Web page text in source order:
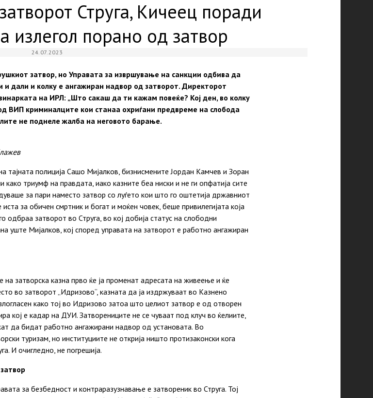
Струга, Кичеец поради
излегол порано од затвор
24.07.2023
затвор, но Управата за извршување на санкции одбива да
дали и колку е ангажиран надвор од затворот. Директорот
на ИРЛ: „Што сакаш да ти кажам повеќе? Кој ден, во колку
ВИП криминалците кои станаа охриѓани предвреме на слобода
не поднеле жалба на неговото барање.
тајната полиција Сашо Мијалков, бизнисмените Јордан Камчев и Зоран
како триумф на правдата, иако казните беа ниски и не ги опфатија сите
за пари наместо затвор со луѓето кои што го оштетија државниот
за обичен смртник и богат и моќен човек, беше привилегијата која
одбраа затворот во Струга, во кој добија статус на слободни
уште Мијалков, кој според управата на затворот е работно ангажиран
затворска казна прво ќе ја променат адресата на живеење и ќе
во затворот „Идризово“, казната да ја издржуваат во Казнено
како тој во Идризово затоа што целиот затвор е од отворен
кој е кадар на ДУИ. Затворениците не се чуваат под клуч во ќелиите,
да бидат работно ангажирани надвор од установата. Во
туризам, но институциите не открија ништо протизаконски кога
И очигледно, не погрешија.
за безбедност и контраразузнавање е затвореник во Струга. Тој